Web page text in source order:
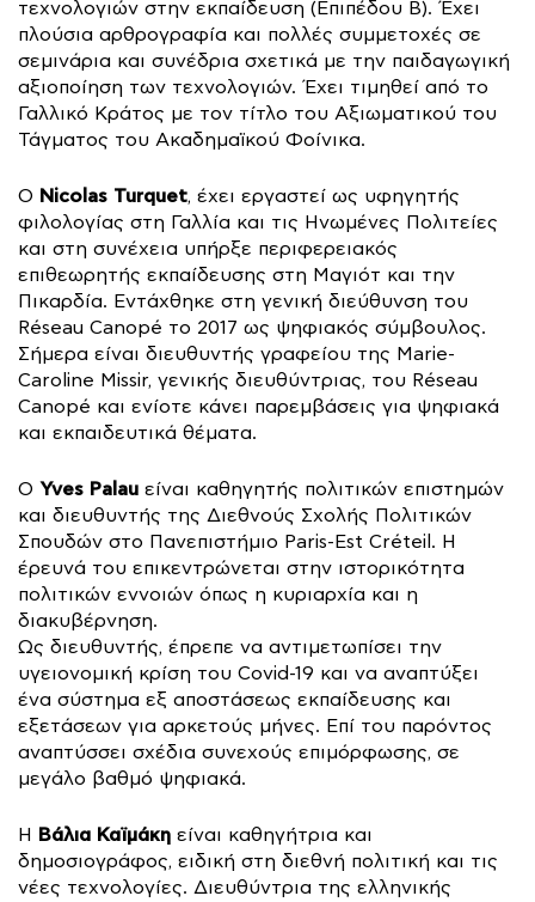
τεχνολογιών στην εκπαίδευση (Επιπέδου Β). Έχει
πλούσια αρθρογραφία και πολλές συμμετοχές σε
σεμινάρια και συνέδρια σχετικά με την παιδαγωγική
αξιοποίηση των τεχνολογιών. Έχει τιμηθεί από το
Γαλλικό Κράτος με τον τίτλο του Αξιωματικού του
Τάγματος του Ακαδημαϊκού Φοίνικα.
Ο Nicolas Turquet, έχει εργαστεί ως υφηγητής
φιλολογίας στη Γαλλία και τις Ηνωμένες Πολιτείες
και στη συνέχεια υπήρξε περιφερειακός
επιθεωρητής εκπαίδευσης στη Μαγιότ και την
Πικαρδία. Εντάχθηκε στη γενική διεύθυνση του
Réseau Canopé το 2017 ως ψηφιακός σύμβουλος.
Σήμερα είναι διευθυντής γραφείου της Marie-
Caroline Missir, γενικής διευθύντριας, του Réseau
Canopé και ενίοτε κάνει παρεμβάσεις για ψηφιακά
και εκπαιδευτικά θέματα.
Ο Yves Palau είναι καθηγητής πολιτικών επιστημών
και διευθυντής της Διεθνούς Σχολής Πολιτικών
Σπουδών στο Πανεπιστήμιο Paris-Est Créteil. Η
έρευνά του επικεντρώνεται στην ιστορικότητα
πολιτικών εννοιών όπως η κυριαρχία και η
διακυβέρνηση.
Ως διευθυντής, έπρεπε να αντιμετωπίσει την
υγειονομική κρίση του Covid-19 και να αναπτύξει
ένα σύστημα εξ αποστάσεως εκπαίδευσης και
εξετάσεων για αρκετούς μήνες. Επί του παρόντος
αναπτύσσει σχέδια συνεχούς επιμόρφωσης, σε
μεγάλο βαθμό ψηφιακά.
Η Βάλια Καϊμάκη είναι καθηγήτρια και
δημοσιογράφος, ειδική στη διεθνή πολιτική και τις
νέες τεχνολογίες. Διευθύντρια της ελληνικής